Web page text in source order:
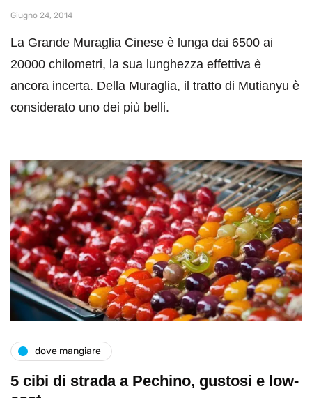
Giugno 24, 2014
La Grande Muraglia Cinese è lunga dai 6500 ai
20000 chilometri, la sua lunghezza effettiva è
ancora incerta. Della Muraglia, il tratto di Mutianyu è
considerato uno dei più belli.
dove mangiare
5 cibi di strada a Pechino, gustosi e low-